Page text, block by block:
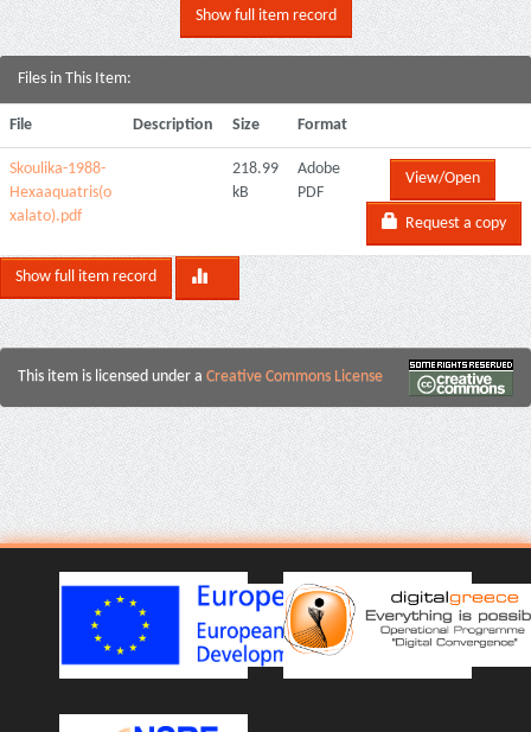
Show full item record
Files in This Item:
File Description Size Format
Skoulika-1988-
Hexaaquatris(o
xalato).pdf
218.99
kB
Adobe
PDF
View/Open
Request a copy
Show full item record
This item is licensed under a Creative Commons License